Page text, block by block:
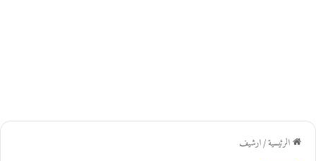
الرئيسية/ارشيف